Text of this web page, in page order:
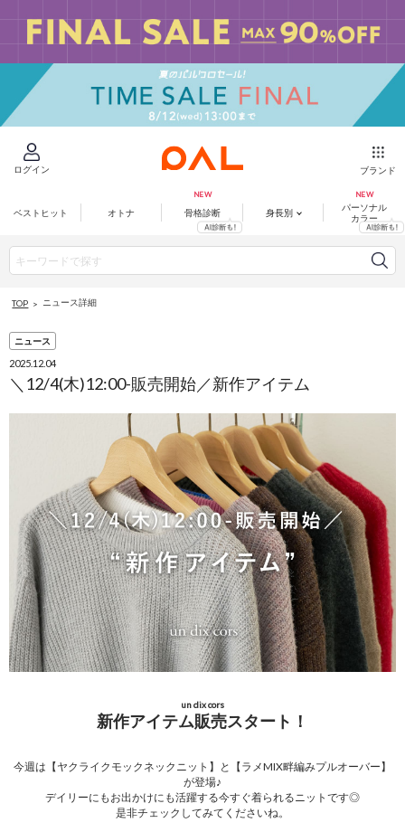
ログイン ブランド
ベストヒット オトナ 骨格診断 身長別
パーソナル
カラー
TOP ニュース詳細
ニュース
2025.12.04
＼12/4(木)12:00-販売開始／新作アイテム
un dix cors
新作アイテム販売スタート！
今週は【ヤクライクモックネックニット】と【ラメMIX畔編みプルオーバー】
が登場♪
デイリーにもお出かけにも活躍する今すぐ着られるニットです◎
是非チェックしてみてくださいね。